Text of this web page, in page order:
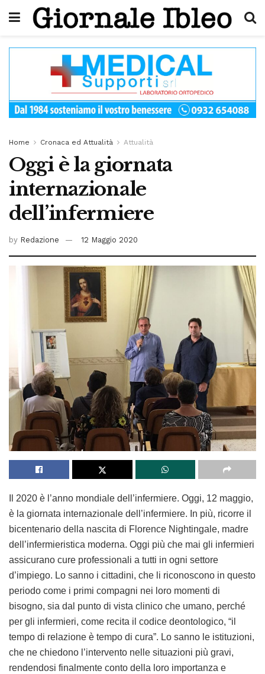
Home Cronaca ed Attualità Attualità
Oggi è la giornata
internazionale
dell’infermiere
by Redazione 12 Maggio 2020
Il 2020 è l’anno mondiale dell’infermiere. Oggi, 12 maggio,
è la giornata internazionale dell’infermiere. In più, ricorre il
bicentenario della nascita di Florence Nightingale, madre
dell’infermieristica moderna. Oggi più che mai gli infermieri
assicurano cure professionali a tutti in ogni settore
d’impiego. Lo sanno i cittadini, che li riconoscono in questo
periodo come i primi compagni nei loro momenti di
bisogno, sia dal punto di vista clinico che umano, perché
per gli infermieri, come recita il codice deontologico, “il
tempo di relazione è tempo di cura”. Lo sanno le istituzioni,
che ne chiedono l’intervento nelle situazioni più gravi,
rendendosi finalmente conto della loro importanza e